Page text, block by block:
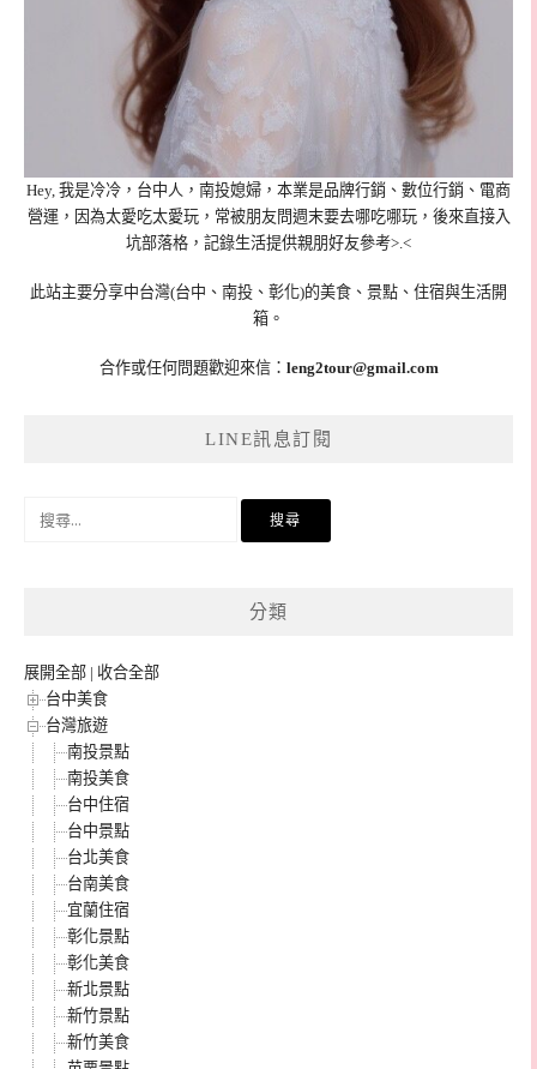
Hey, 我是冷冷，台中人，南投媳婦，本業是品牌行銷、數位行銷、電商
營運，因為太愛吃太愛玩，常被朋友問週末要去哪吃哪玩，後來直接入
坑部落格，記錄生活提供親朋好友參考>.<
此站主要分享中台灣(台中、南投、彰化)的美食、景點、住宿與生活開
箱。
合作或任何問題歡迎來信： leng2tour@gmail.com
LINE訊息訂閱
分類
展開全部 | 收合全部
台中美食
台灣旅遊
南投景點
南投美食
台中住宿
台中景點
台北美食
台南美食
宜蘭住宿
彰化景點
彰化美食
新北景點
新竹景點
新竹美食